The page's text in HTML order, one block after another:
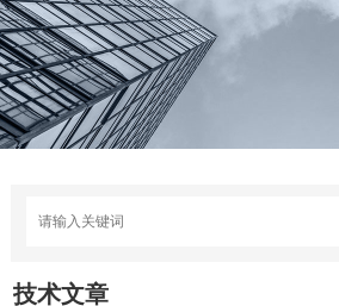
技术文章